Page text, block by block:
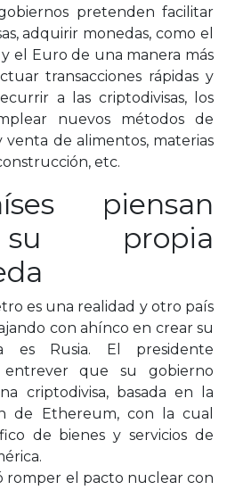
pretenden facilitar
adquirir monedas, como el
el Euro de una manera más
transacciones rápidas y
a las criptodivisas, los
nuevos métodos de
venta de alimentos, materias
etc.
piensan
propia
es una realidad y otro país
con ahínco en crear su
es Rusia. El presidente
que su gobierno
criptodivisa, basada en la
de Ethereum, con la cual
de bienes y servicios de
romper el pacto nuclear con